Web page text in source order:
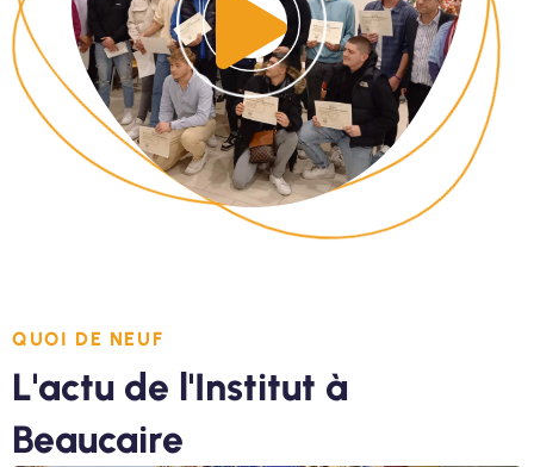
QUOI DE NEUF
L'actu de l'Institut à
Beaucaire